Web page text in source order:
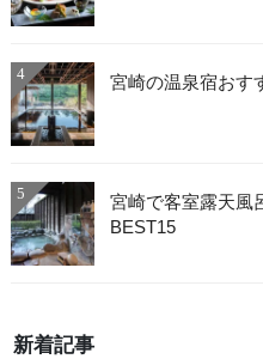
4 宮崎の温泉宿おす
5
宮崎で客室露天風
BEST15
新着記事